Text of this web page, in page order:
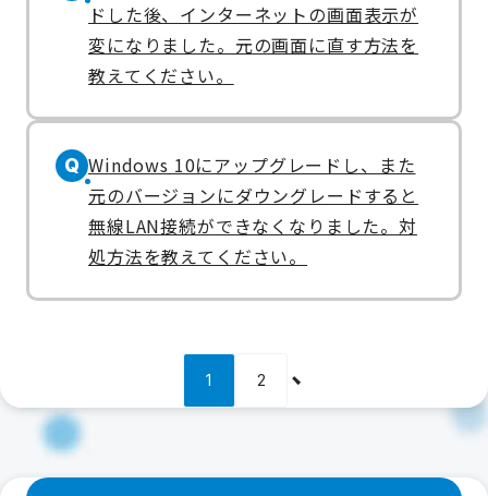
ドした後、インターネットの画面表示が
変になりました。元の画面に直す方法を
教えてください。
Q Windows 10にアップグレードし、また
元のバージョンにダウングレードすると
無線LAN接続ができなくなりました。対
処方法を教えてください。
1 2